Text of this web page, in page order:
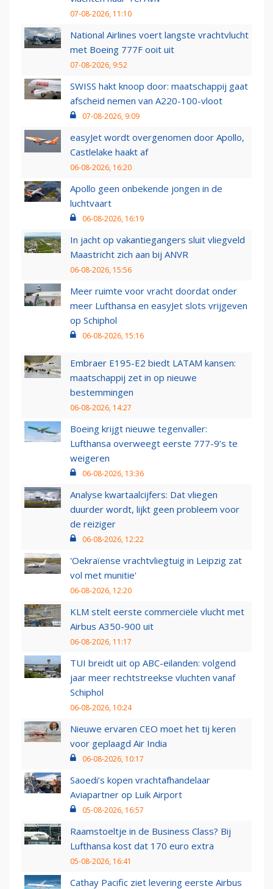
07-08-2026, 11:10
National Airlines voert langste vrachtvlucht
met Boeing 777F ooit uit
07-08-2026, 9:52
SWISS hakt knoop door: maatschappij gaat
afscheid nemen van A220-100-vloot
07-08-2026, 9:09
easyJet wordt overgenomen door Apollo,
Castlelake haakt af
06-08-2026, 16:20
Apollo geen onbekende jongen in de
luchtvaart
06-08-2026, 16:19
In jacht op vakantiegangers sluit vliegveld
Maastricht zich aan bij ANVR
06-08-2026, 15:56
Meer ruimte voor vracht doordat onder
meer Lufthansa en easyJet slots vrijgeven
op Schiphol
06-08-2026, 15:16
Embraer E195-E2 biedt LATAM kansen:
maatschappij zet in op nieuwe
bestemmingen
06-08-2026, 14:27
Boeing krijgt nieuwe tegenvaller:
Lufthansa overweegt eerste 777-9’s te
weigeren
06-08-2026, 13:36
Analyse kwartaalcijfers: Dat vliegen
duurder wordt, lijkt geen probleem voor
de reiziger
06-08-2026, 12:22
'Oekraïense vrachtvliegtuig in Leipzig zat
vol met munitie'
06-08-2026, 12:20
KLM stelt eerste commerciële vlucht met
Airbus A350-900 uit
06-08-2026, 11:17
TUI breidt uit op ABC-eilanden: volgend
jaar meer rechtstreekse vluchten vanaf
Schiphol
06-08-2026, 10:24
Nieuwe ervaren CEO moet het tij keren
voor geplaagd Air India
06-08-2026, 10:17
Saoedi’s kopen vrachtafhandelaar
Aviapartner op Luik Airport
05-08-2026, 16:57
Raamstoeltje in de Business Class? Bij
Lufthansa kost dat 170 euro extra
05-08-2026, 16:41
Cathay Pacific ziet levering eerste Airbus